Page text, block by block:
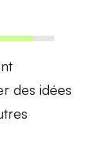
des idées